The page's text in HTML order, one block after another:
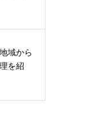
域から
を紹